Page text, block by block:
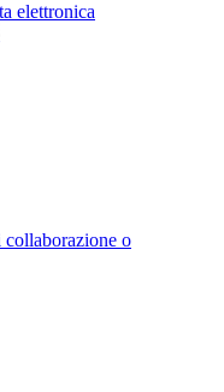
elettronica
o